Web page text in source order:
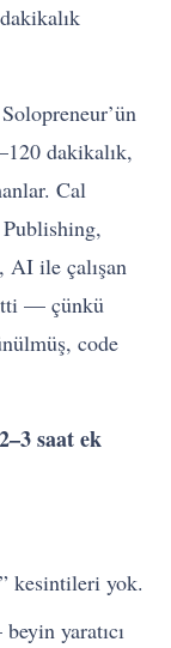
dakikalık,
Cal
AI ile çalışan
— çünkü
code
2–3 saat ek
kesintileri yok.
yaratıcı